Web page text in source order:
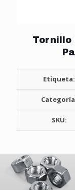
Tornillo
Etiqueta:
SKU: